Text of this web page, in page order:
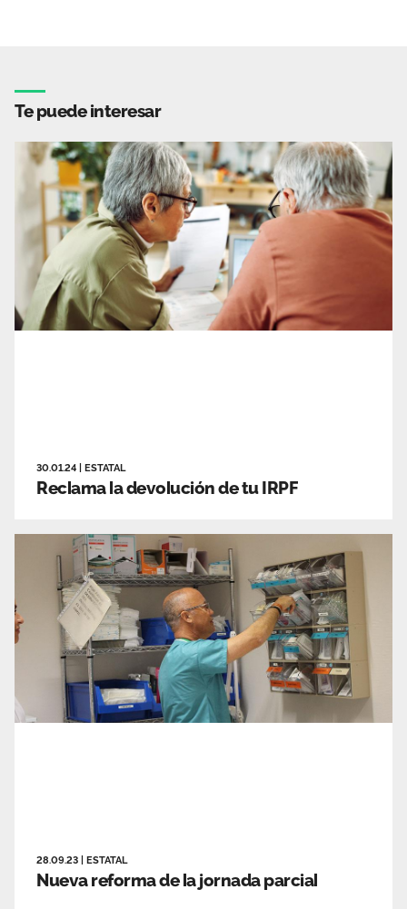
Te puede interesar
30.01.24 ESTATAL
Reclama la devolución de tu IRPF
28.09.23 ESTATAL
Nueva reforma de la jornada parcial